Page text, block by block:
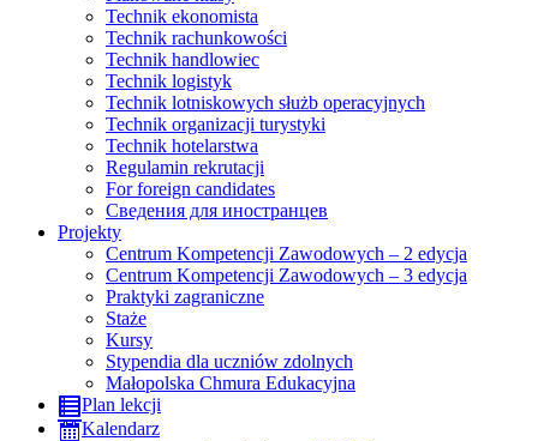
Technik ekonomista
Technik rachunkowości
Technik handlowiec
Technik logistyk
Technik lotniskowych służb operacyjnych
Technik organizacji turystyki
Technik hotelarstwa
Regulamin rekrutacji
For foreign candidates
Сведения для иностранцев
Projekty
Centrum Kompetencji Zawodowych – 2 edycja
Centrum Kompetencji Zawodowych – 3 edycja
Praktyki zagraniczne
Staże
Kursy
Stypendia dla uczniów zdolnych
Małopolska Chmura Edukacyjna
Plan lekcji
Kalendarz